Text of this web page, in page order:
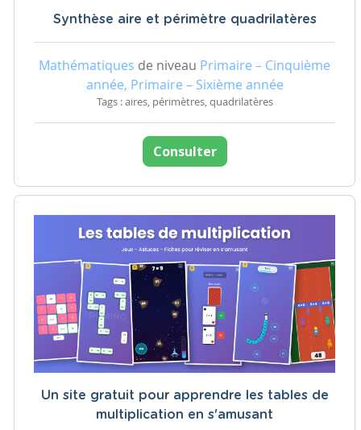
Synthèse aire et périmètre quadrilatères
Mathématiques de niveau Primaire – Cinquième
année, Primaire – Sixième année
Tags : aires, périmètres, quadrilatères
Consulter
Un site gratuit pour apprendre les tables de
multiplication en s'amusant